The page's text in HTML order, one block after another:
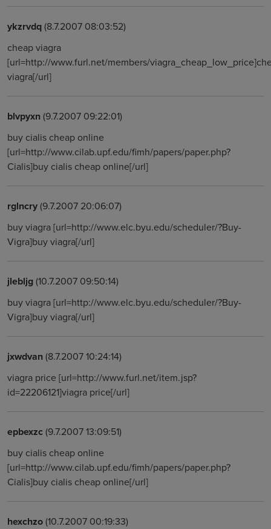
ykzrvdq(8.7.2007 08:03:52)
cheap viagra
[url=http://www.furl.net/members/
viagra[/url]
blvpyxn(9.7.2007 09:22:01)
buy cialis cheap online
[url=http://www.cilab.upf.edu/fimh/papers/paper.php?
Cialis]buy cialis cheap online[/url]
rglncry(9.7.2007 20:06:07)
buy viagra [url=http://www.elc.byu.edu/scheduler/?Buy-
Vigra]buy viagra[/url]
jlebljg(10.7.2007 09:50:14)
buy viagra [url=http://www.elc.byu.edu/scheduler/?Buy-
Vigra]buy viagra[/url]
jxwdvan(8.7.2007 10:24:14)
viagra price [url=http://www.furl.net/item.jsp?
id=22206121]viagra price[/url]
epbexzc(9.7.2007 13:09:51)
buy cialis cheap online
[url=http://www.cilab.upf.edu/fimh/papers/paper.php?
Cialis]buy cialis cheap online[/url]
hexchzo(10.7.2007 00:19:33)